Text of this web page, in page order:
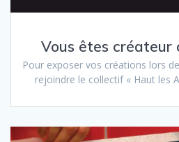
Vous êtes créateur
Pour exposer vos créations lors
rejoindre le collectif « Haut les